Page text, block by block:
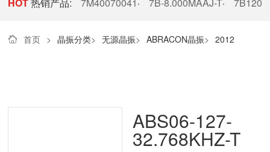
· ·
首页 > 晶振分类> 无源晶振> ABRACON晶振> 2012
ABS06-127-
32.768KHZ-T